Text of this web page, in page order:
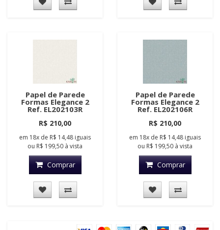
Papel de Parede
Formas Elegance 2
Ref. EL202103R
R$ 210,00
em 18x de R$ 14,48 iguais
ou R$ 199,50 à vista
Comprar
Papel de Parede
Formas Elegance 2
Ref. EL202106R
R$ 210,00
em 18x de R$ 14,48 iguais
ou R$ 199,50 à vista
Comprar